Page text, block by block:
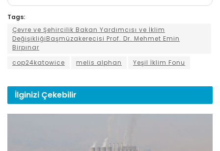
Tags:
Çevre ve Şehircilik Bakan Yardımcısı ve İklim
DeğişikliğiBaşmüzakerecisi Prof. Dr. Mehmet Emin
Birpınar
cop24katowice
melis alphan Yeşil İklim Fonu
İlginizi Çekebilir